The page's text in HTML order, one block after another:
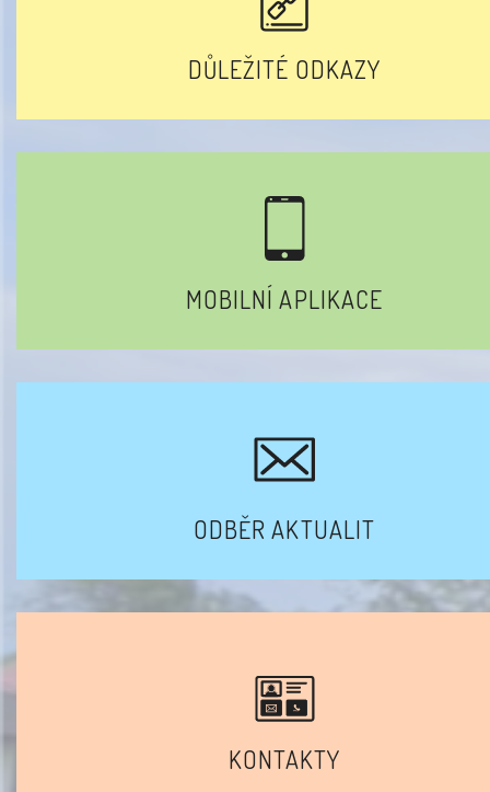
DŮLEŽITÉ ODKAZY
MOBILNÍ APLIKACE
ODBĚR AKTUALIT
KONTAKTY